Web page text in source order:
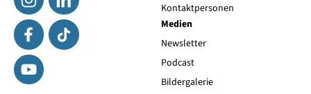
Kontaktpersonen
Medien
Newsletter
Podcast
Bildergalerie